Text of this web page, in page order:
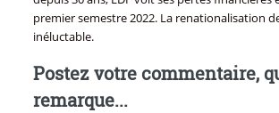
premier semestre 2022. La renationalisation
inéluctable.
Postez votre commentaire,
remarque...